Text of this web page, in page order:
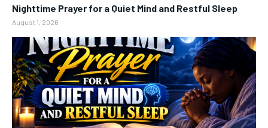
Nighttime Prayer for a Quiet Mind and Restful Sleep
August 1, 2026